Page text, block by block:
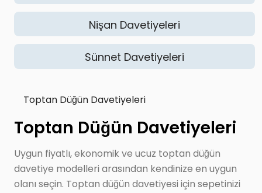
Nişan Davetiyeleri
Sünnet Davetiyeleri
Toptan Düğün Davetiyeleri
Toptan Düğün Davetiyeleri
Uygun fiyatlı, ekonomik ve ucuz toptan düğün
davetiye modelleri arasından kendinize en uygun
olanı seçin. Toptan düğün davetiyesi için sepetinizi